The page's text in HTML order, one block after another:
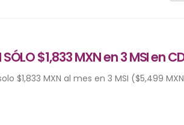
SÓLO $1,833 MXN en 3 MSI en
$1,833 MXN al mes en 3 MSI ($5,499